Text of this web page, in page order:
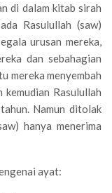
di dalam kitab sirah
Rasulullah (saw)
urusan mereka,
dan sebahagian
mereka menyembah
kemudian Rasulullah
Namun ditolak
hanya menerima
ayat: